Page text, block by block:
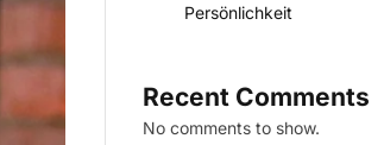
Persönlichkeit
Recent Comments
No comments to show.